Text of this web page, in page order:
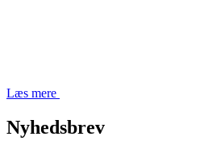
Læs mere
Nyhedsbrev